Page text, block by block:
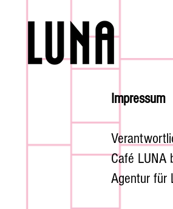
Impressum
Café LUNA
Agentur für